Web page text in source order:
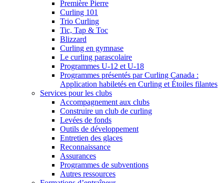
Première Pierre
Curling 101
Trio Curling
Tic, Tap & Toc
Blizzard
Curling en gymnase
Le curling parascolaire
Programmes U-12 et U-18
Programmes présentés par Curling Canada :
Application habiletés en Curling et Étoiles filantes
Services pour les clubs
Accompagnement aux clubs
Construire un club de curling
Levées de fonds
Outils de développement
Entretien des glaces
Reconnaissance
Assurances
Programmes de subventions
Autres ressources